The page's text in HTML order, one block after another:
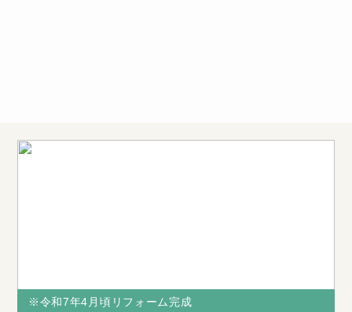
※令和7年4月頃リフォーム完成
※令和7年4月頃リフォーム完成